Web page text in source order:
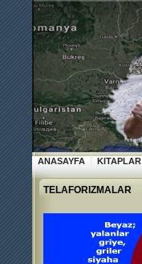
ANASAYFA KITAPLAR
TELAFORIZMALAR